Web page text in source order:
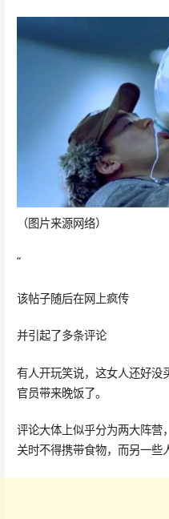
（图片来源网络）
“
该帖子随后在网上疯传
并引起了多条评论
有人开玩笑说，这女人还好没
官员带来晚饭了。
评论大体上似乎分为两大阵营
关时不得携带食物，而另一些